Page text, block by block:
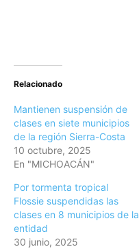
Relacionado
Mantienen suspensión de
clases en siete municipios
de la región Sierra-Costa
10 octubre, 2025
En "MICHOACÁN"
Por tormenta tropical
Flossie suspendidas las
clases en 8 municipios de la
entidad
30 junio, 2025